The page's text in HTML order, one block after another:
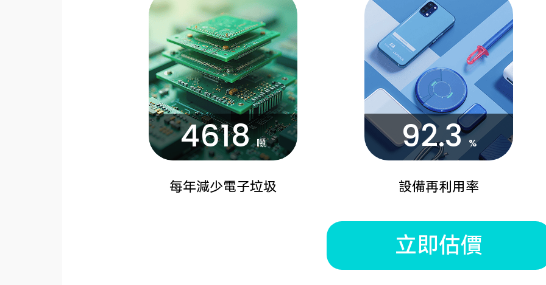
4618 噸
每年減少電子垃圾
92.3 %
設備再利用率
立即估價